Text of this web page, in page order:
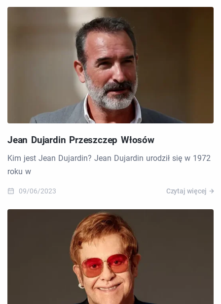
Jean Dujardin Przeszczep Włosów
Kim jest Jean Dujardin? Jean Dujardin urodził się w 1972
roku w
09/06/2023 Czytaj więcej